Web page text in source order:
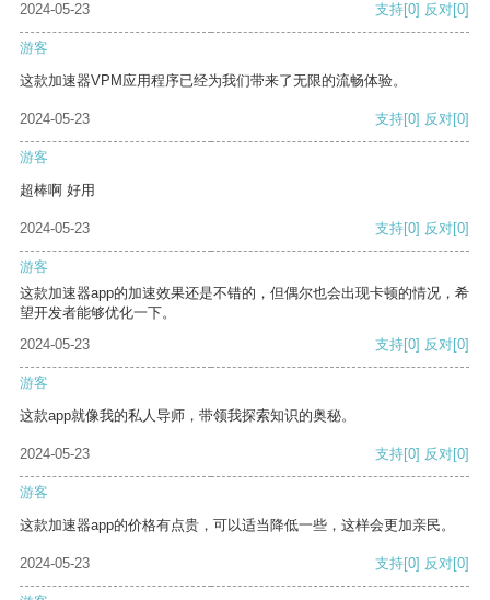
2024-05-23
支持[0] 反对[0]
游客
这款加速器VPM应用程序已经为我们带来了无限的流畅体验。
2024-05-23 支持[0] 反对[0]
游客
超棒啊 好用
2024-05-23 支持[0] 反对[0]
游客
这款加速器app的加速效果还是不错的，但偶尔也会出现卡顿的情况，希
望开发者能够优化一下。
2024-05-23
支持[0] 反对[0]
游客
这款app就像我的私人导师，带领我探索知识的奥秘。
2024-05-23 支持[0] 反对[0]
游客
这款加速器app的价格有点贵，可以适当降低一些，这样会更加亲民。
2024-05-23 支持[0] 反对[0]